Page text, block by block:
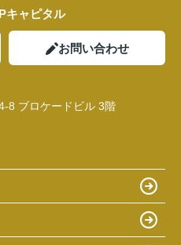
キャピタル
お問い合わせ
8 ブロケードビル 3階